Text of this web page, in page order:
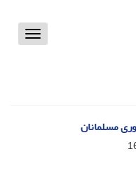
Toggle
مسلمانان